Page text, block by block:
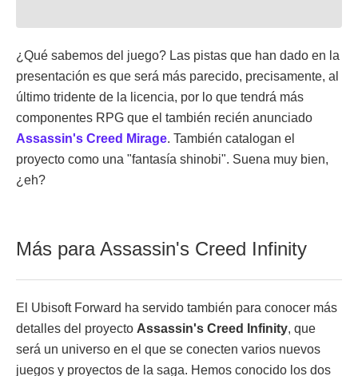
¿Qué sabemos del juego? Las pistas que han dado en la
presentación es que será más parecido, precisamente, al
último tridente de la licencia, por lo que tendrá más
componentes RPG que el también recién anunciado
Assassin's Creed Mirage. También catalogan el
proyecto como una "fantasía shinobi". Suena muy bien,
¿eh?
Más para Assassin's Creed Infinity
El Ubisoft Forward ha servido también para conocer más
detalles del proyecto Assassin's Creed Infinity, que
será un universo en el que se conecten varios nuevos
juegos y proyectos de la saga. Hemos conocido los dos